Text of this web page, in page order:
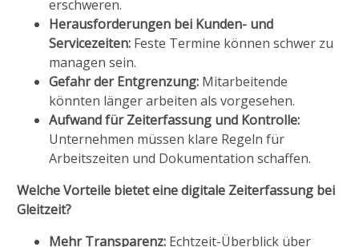
erschweren.
Herausforderungen bei Kunden- und
Servicezeiten: Feste Termine können schwer zu
managen sein.
Gefahr der Entgrenzung: Mitarbeitende
könnten länger arbeiten als vorgesehen.
Aufwand für Zeiterfassung und Kontrolle:
Unternehmen müssen klare Regeln für
Arbeitszeiten und Dokumentation schaffen.
Welche Vorteile bietet eine digitale Zeiterfassung bei
Gleitzeit?
Mehr Transparenz: Echtzeit-Überblick über